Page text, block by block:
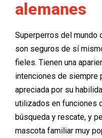
alemanes
Superperros del mundo
son seguros de sí
fieles. Tienen una
intenciones de siempre
apreciada por su
utilizados en funciones
búsqueda y rescate, y
mascota familiar muy